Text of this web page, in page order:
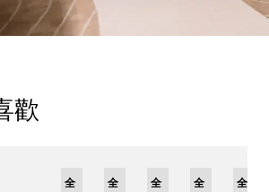
歡
全
全
全
全
全